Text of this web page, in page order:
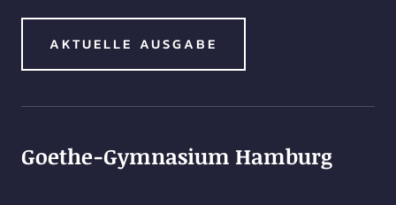
AKTUELLE AUSGABE
Goethe-Gymnasium Hamburg